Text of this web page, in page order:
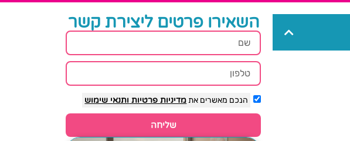
השאירו פרטים ליצירת קשר
הנכם מאשרים אתמדיניות פרטיות ותנאי שימוש
שליחה